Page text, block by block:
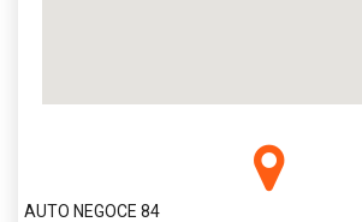
AUTO NEGOCE 84